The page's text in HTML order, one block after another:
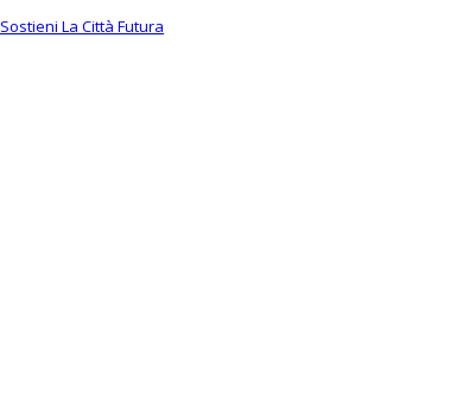
Sostieni La Città Futura